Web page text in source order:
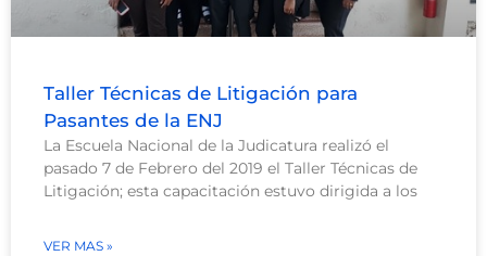
Taller Técnicas de Litigación para
Pasantes de la ENJ
La Escuela Nacional de la Judicatura realizó el
pasado 7 de Febrero del 2019 el Taller Técnicas de
Litigación; esta capacitación estuvo dirigida a los
VER MAS »